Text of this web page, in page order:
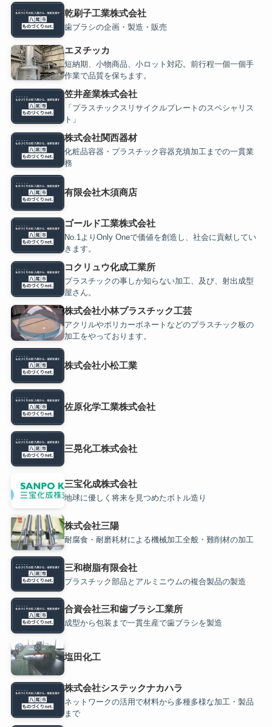
乾刷子工業株式会社
歯ブラシの企画・製造・販売
エヌチッカ
短納期、小物商品、小ロット対応。前行程一個一個手
作業で品質を保ちます。
笠井産業株式会社
「プラスチックスリサイクルプレートのスペシャリス
ト」
株式会社関西器材
化粧品容器・プラスチック容器充填加工までの一貫業
務
有限会社木須商店
ゴールド工業株式会社
No.1よりOnly Oneで価値を創造し、社会に貢献してい
きます。
コクリュウ化成工業所
プラスチックの事しか知らない加工、及び、射出成型
屋さん。
株式会社小林プラスチック工芸
アクリルやポリカーボネートなどのプラスチック板の
加工をやっております。
株式会社小松工業
佐原化学工業株式会社
三晃化工株式会社
三宝化成株式会社
地球に優しく将来を見つめたボトル造り
株式会社三陽
耐腐食・耐磨耗材による機械加工全般・難削材の加工
三和樹脂有限会社
プラスチック部品とアルミニウムの複合製品の製造
合資会社三和歯ブラシ工業所
成型から包装まで一貫生産で歯ブラシを製造
塩田化工
株式会社システックナカハラ
ネットワークの活用で材料から多種多様な加工・製品
まで